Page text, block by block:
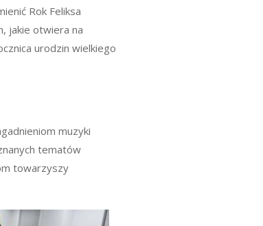
Rok Feliksa
jakie otwiera na
urodzin wielkiego
muzyki
tematów
towarzyszy